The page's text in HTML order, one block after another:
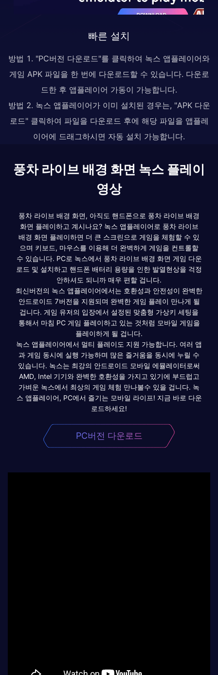
빠른 설치
방법 1. "PC버전 다운로드"를 클릭하여 녹스 앱플레이어와
게임 APK 파일을 한 번에 다운로드할 수 있습니다. 다운로
드한 후 앱플레이어 가동이 가능합니다.
방법 2. 녹스 앱플레이어가 이미 설치된 경우는, "APK 다운
로드" 클릭하여 파일을 다운로드 후에 해당 파일을 앱플레
이어에 드래그하시면 자동 설치 가능합니다.
풍차 라이브 배경 화면 녹스 플레이
영상
풍차 라이브 배경 화면, 아직도 핸드폰으로 풍차 라이브 배경
화면 플레이하고 계시나요? 녹스 앱플레이어로 풍차 라이브
배경 화면 플레이하면 더 큰 스크린으로 게임을 체험할 수 있
으며 키보드, 마우스를 이용해 더 완벽하게 게임을 컨트롤할
수 있습니다. PC로 녹스에서 풍차 라이브 배경 화면 게임 다운
로드 및 설치하고 핸드폰 배터리 용량을 인한 발열현상을 걱정
안하셔도 되니까 매우 편할 겁니다.
최신버전의 녹스 앱플레이어에서는 호환성과 안전성이 완벽한
안드로이드 7버전을 지원되며 완벽한 게임 플레이 만나게 될
겁니다. 게임 유저의 입장에서 설정된 맞춤형 가상키 세팅을
통해서 마침 PC 게임 플레이하고 있는 것처럼 모바일 게임을
플레이하게 될 겁니다.
녹스 앱플레이어에서 멀티 플레이도 지원 가능합니다. 여러 앱
과 게임 동시에 실행 가능하며 많은 즐거움을 동시에 누릴 수
있습니다. 녹스는 최강의 안드로이드 모바일 에뮬레이터로써
AMD, Intel 기기와 완벽한 호환성을 가지고 있기에 부드럽고
가벼운 녹스에서 최상의 게임 체험 만나볼수 있을 겁니다. 녹
스 앱플레이어, PC에서 즐기는 모바일 라이프! 지금 바로 다운
로드하세요!
PC버전 다운로드